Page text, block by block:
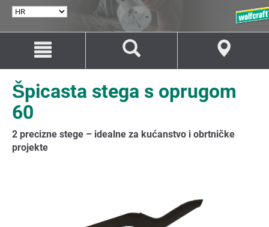
ODABERI
sadržaj
navigaciju
Špicasta stega s oprugom
60
2 precizne stege – idealne za kućanstvo i obrtničke
projekte